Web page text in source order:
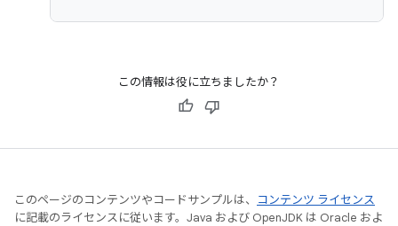
この情報は役に立ちましたか？
このページのコンテンツやコードサンプルは、
コンテンツ ライセンス
に記載のライセンスに従います。Java および OpenJDK は Oracle およ